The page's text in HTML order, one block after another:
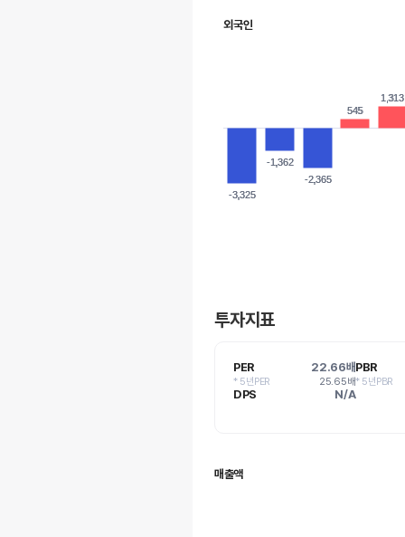
외국인
-3,325
-3,325
-1,362
-1,362
-2,365
-2,365
545
545
1,313
1,313
투자지표
PER 22.66배
* 5년PER 25.65배
PBR
* 5년PBR
DPS N/A
매출액